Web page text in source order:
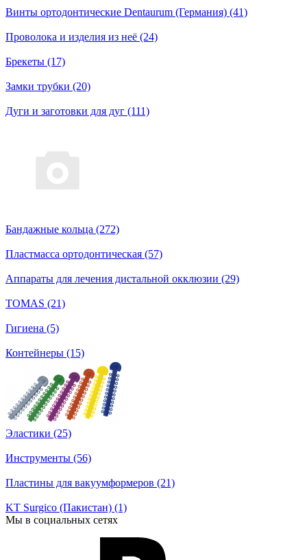
Винты ортодонтические Dentaurum (Германия) (41)
Проволока и изделия из неё (24)
Брекеты (17)
Замки трубки (20)
Дуги и заготовки для дуг (111)
Бандажные кольца (272)
Пластмасса ортодонтическая (57)
Аппараты для лечения дистальной окклюзии (29)
TOMAS (21)
Гигиена (5)
Контейнеры (15)
Эластики (25)
Инструменты (56)
Пластины для вакуумформеров (21)
KT Surgico (Пакистан) (1)
Мы в социальных сетях